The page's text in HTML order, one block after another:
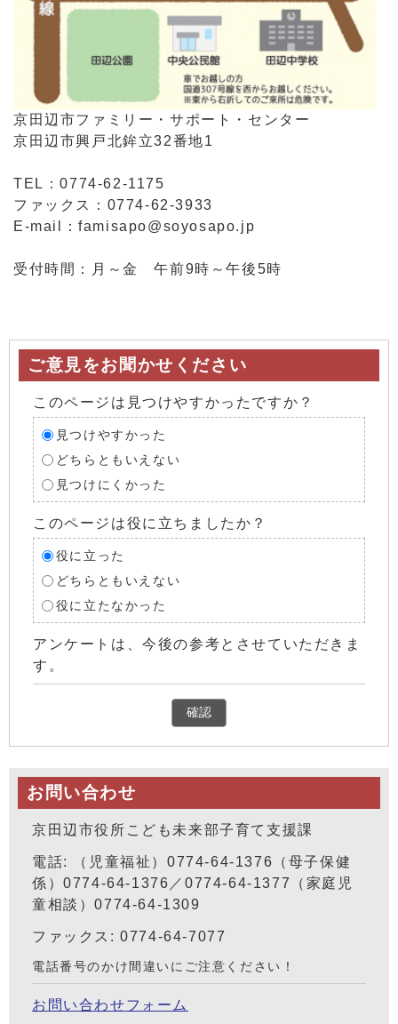
京田辺市ファミリー・サポート・センター
京田辺市興戸北鉾立32番地1
TEL：0774-62-1175
ファックス：0774-62-3933
E-mail：famisapo@soyosapo.jp
受付時間：月～金 午前9時～午後5時
ご意見をお聞かせください
このページは見つけやすかったですか？
見つけやすかった
どちらともいえない
見つけにくかった
このページは役に立ちましたか？
役に立った
どちらともいえない
役に立たなかった
アンケートは、今後の参考とさせていただきま
す。
確認
お問い合わせ
京田辺市役所こども未来部子育て支援課
電話: （児童福祉）0774-64-1376（母子保健
係）0774-64-1376／0774-64-1377（家庭児
童相談）0774-64-1309
ファックス: 0774-64-7077
電話番号のかけ間違いにご注意ください！
お問い合わせフォーム